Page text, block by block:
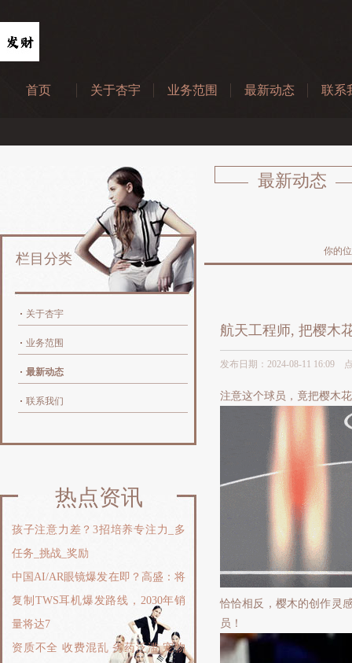
首页 关于杏宇 业务范围 最新动态 联系
栏目分类
关于杏宇
业务范围
最新动态
联系我们
热点资讯
孩子注意力差？3招培养专注力_多
任务_挑战_奖励
中国AI/AR眼镜爆发在即？高盛：将
复制TWS耳机爆发路线，2030年销
量将达7
资质不全 收费混乱 劣药泛滥 宠物
最新动态
你的
航天工程师, 把樱木
发布日期：2024-08-11 16:09
注意这个球员，竟把樱木
恰恰相反，樱木的创作灵
员！